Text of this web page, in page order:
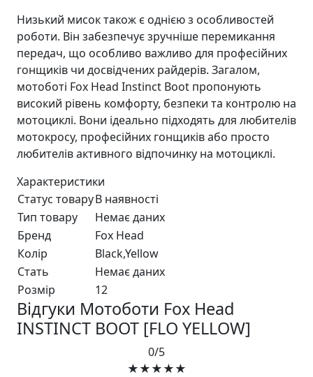
Низький мисок також є однією з особливостей
роботи. Він забезпечує зручніше перемикання
передач, що особливо важливо для професійних
гонщиків чи досвідчених райдерів. Загалом,
мотоботі Fox Head Instinct Boot пропонують
високий рівень комфорту, безпеки та контролю на
мотоциклі. Вони ідеально підходять для любителів
мотокросу, професійних гонщиків або просто
любителів активного відпочинку на мотоциклі.
Характеристики
Статус товаруВ наявності
Тип товару
Немає даних
Бренд
Fox Head
Колір
Black,Yellow
Стать
Немає даних
Розмір
12
Відгуки Мотоботи Fox Head
INSTINCT BOOT [FLO YELLOW]
0/5
★★★★★